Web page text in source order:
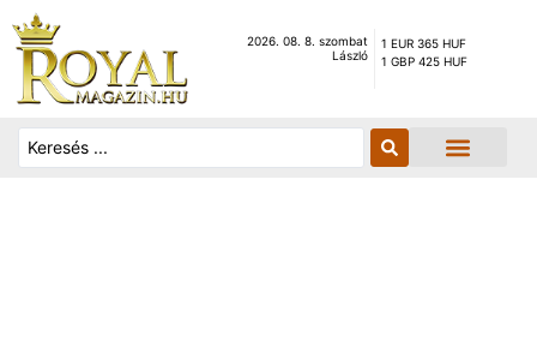
2026. 08. 8. szombat
László
1 EUR 365 HUF
1 GBP 425 HUF